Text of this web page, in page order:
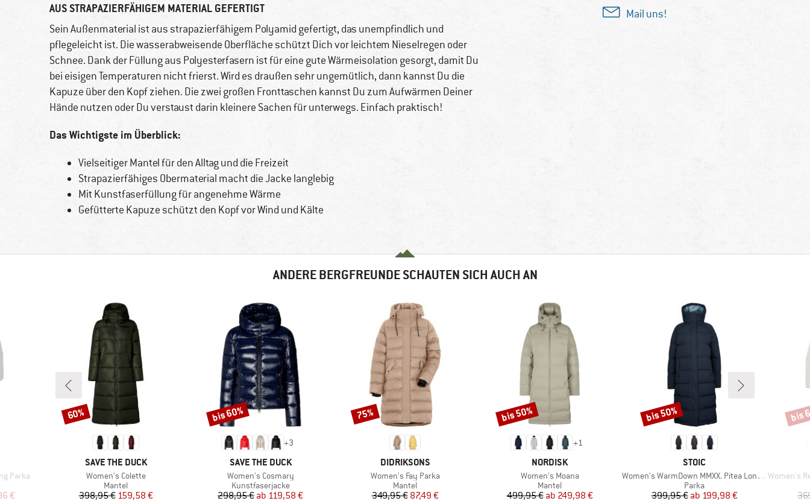
AUS STRAPAZIERFÄHIGEM MATERIAL GEFERTIGT
Sein Außenmaterial ist aus strapazierfähigem Polyamid gefertigt, das unempfindlich und
pflegeleicht ist. Die wasserabweisende Oberfläche schützt Dich vor leichtem Nieselregen oder
Schnee. Dank der Füllung aus Polyesterfasern ist für eine gute Wärmeisolation gesorgt, damit Du
bei eisigen Temperaturen nicht frierst. Wird es draußen sehr ungemütlich, dann kannst Du die
Kapuze über den Kopf ziehen. Die zwei großen Fronttaschen kannst Du zum Aufwärmen Deiner
Hände nutzen oder Du verstaust darin kleinere Sachen für unterwegs. Einfach praktisch!
Das Wichtigste im Überblick:
Vielseitiger Mantel für den Alltag und die Freizeit
Strapazierfähiges Obermaterial macht die Jacke langlebig
Mit Kunstfaserfüllung für angenehme Wärme
Gefütterte Kapuze schützt den Kopf vor Wind und Kälte
Mail uns!
ANDERE BERGFREUNDE SCHAUTEN SICH AUCH AN
Parka
Preis
€
MARKE
SAVE THE DUCK
Artikel
Women's Colette
Produktgruppe
Mantel
Preis
398,95 €reduzierter Preis
159,58 €
Rabatt
60%
+3
MARKE
SAVE THE DUCK
Artikel
Women's Cosmary
Produktgruppe
Kunstfaserjacke
Preis
298,95 € reduzierter Preis
ab 119,58 €
Rabatt
bis 60%
MARKE
DIDRIKSONS
Artikel
Women's Fay Parka
Produktgruppe
Mantel
Preis
349,95 €reduzierter Preis
87,49 €
Rabatt
75%
+1
MARKE
NORDISK
Artikel
Women's Moana
Produktgruppe
Mantel
Preis
499,95 € reduzierter Preis
ab 249,98 €
Rabatt
bis 50%
MARKE
STOIC
Artikel
Women's WarmDown MMXX. Pitea Long Parka
Produktgruppe
Parka
Preis
399,95 € reduzierter Preis
ab 199,98 €
Rabatt
bis 50%
Artikel
Women's
bis